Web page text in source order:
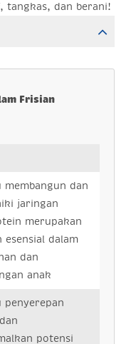
tangkas, dan berani!
Frisian
membangun dan
jaringan
merupakan
esensial dalam
dan
anak
penyerepan
potensi